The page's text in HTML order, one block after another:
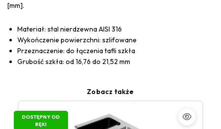
[mm].
Materiał: stal nierdzewna AISI 316
Wykończenie powierzchni: szlifowane
Przeznaczenie: do łączenia tafli szkła
Grubość szkła: od 16,76 do 21,52 mm
Zobacz także
DOSTĘPNY OD
RĘKI